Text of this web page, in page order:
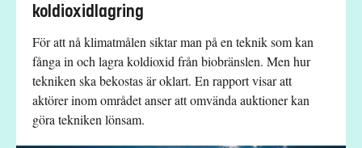
koldioxidlagring
För att nå klimatmålen siktar man på en teknik som kan
fånga in och lagra koldioxid från biobränslen. Men hur
tekniken ska bekostas är oklart. En rapport visar att
aktörer inom området anser att omvända auktioner kan
göra tekniken lönsam.